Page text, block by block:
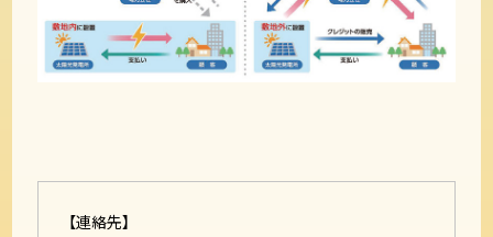
【連絡先】